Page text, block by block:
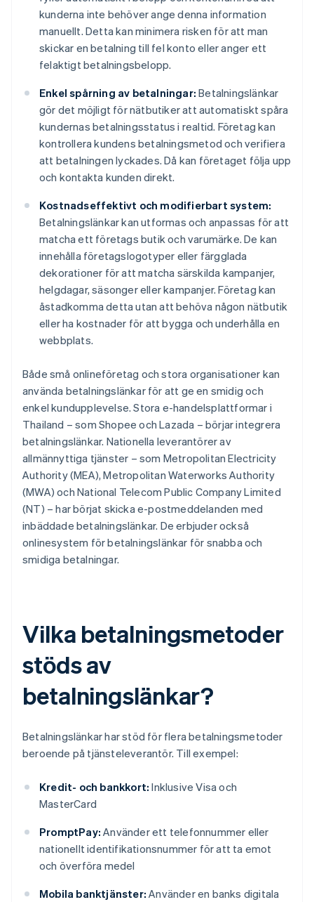
kunderna inte behöver ange denna information
manuellt. Detta kan minimera risken för att man
skickar en betalning till fel konto eller anger ett
felaktigt betalningsbelopp.
Enkel spårning av betalningar: Betalningslänkar
gör det möjligt för nätbutiker att automatiskt spåra
kundernas betalningsstatus i realtid. Företag kan
kontrollera kundens betalningsmetod och verifiera
att betalningen lyckades. Då kan företaget följa upp
och kontakta kunden direkt.
Kostnadseffektivt och modifierbart system:
Betalningslänkar kan utformas och anpassas för att
matcha ett företags butik och varumärke. De kan
innehålla företagslogotyper eller färgglada
dekorationer för att matcha särskilda kampanjer,
helgdagar, säsonger eller kampanjer. Företag kan
åstadkomma detta utan att behöva någon nätbutik
eller ha kostnader för att bygga och underhålla en
webbplats.
Både små onlineföretag och stora organisationer kan
använda betalningslänkar för att ge en smidig och
enkel kundupplevelse. Stora e-handelsplattformar i
Thailand – som Shopee och Lazada – börjar integrera
betalningslänkar. Nationella leverantörer av
allmännyttiga tjänster – som Metropolitan Electricity
Authority (MEA), Metropolitan Waterworks Authority
(MWA) och National Telecom Public Company Limited
(NT) – har börjat skicka e-postmeddelanden med
inbäddade betalningslänkar. De erbjuder också
onlinesystem för betalningslänkar för snabba och
smidiga betalningar.
Vilka betalningsmetoder
stöds av
betalningslänkar?
Betalningslänkar har stöd för flera betalningsmetoder
beroende på tjänsteleverantör. Till exempel:
Kredit- och bankkort: Inklusive Visa och
MasterCard
PromptPay: Använder ett telefonnummer eller
nationellt identifikationsnummer för att ta emot
och överföra medel
Mobila banktjänster: Använder en banks digitala